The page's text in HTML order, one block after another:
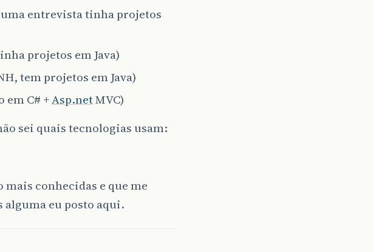
uma entrevista tinha projetos
projetos em Java)
tem projetos em Java)
em C# +Asp.netMVC)
sei quais tecnologias usam:
mais conhecidas e que me
alguma eu posto aqui.